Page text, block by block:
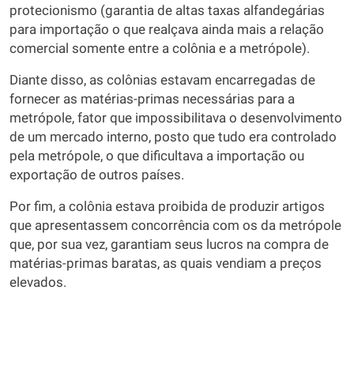
protecionismo (garantia de altas taxas alfandegárias
para importação o que realçava ainda mais a relação
comercial somente entre a colônia e a metrópole).
Diante disso, as colônias estavam encarregadas de
fornecer as matérias-primas necessárias para a
metrópole, fator que impossibilitava o desenvolvimento
de um mercado interno, posto que tudo era controlado
pela metrópole, o que dificultava a importação ou
exportação de outros países.
Por fim, a colônia estava proibida de produzir artigos
que apresentassem concorrência com os da metrópole
que, por sua vez, garantiam seus lucros na compra de
matérias-primas baratas, as quais vendiam a preços
elevados.